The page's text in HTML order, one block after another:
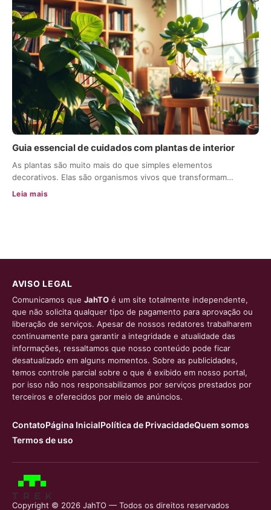
Guia essencial de cuidados com plantas de interior
As plantas são muito mais do que simples elementos
decorativos. Elas são organismos vivos que transformam…
Leia mais
AVISO LEGAL
Comunicamos que JahTO é um site totalmente independente,
que não solicita qualquer tipo de pagamento para aprovação ou
liberação de serviços. Apesar de nossos redatores trabalharem
continuamente para garantir a integridade e atualidade das
informações, ressaltamos que nosso conteúdo pode ficar
desatualizado em alguns momentos. Sobre as publicidades,
temos controle parcial sobre o que é exibido em nosso portal,
por isso não nos responsabilizamos por serviços prestados por
terceiros e oferecidos por meio de anúncios.
ContatoPágina InicialPolítica de PrivacidadeQuem somos
Termos de uso
Copyright © 2026 JahTO — Todos os direitos reservados